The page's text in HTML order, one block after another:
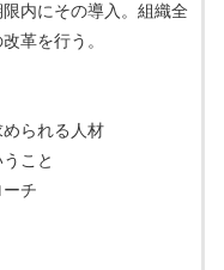
内にその導入。組織全
革を行う。
られる人材
こと
チ